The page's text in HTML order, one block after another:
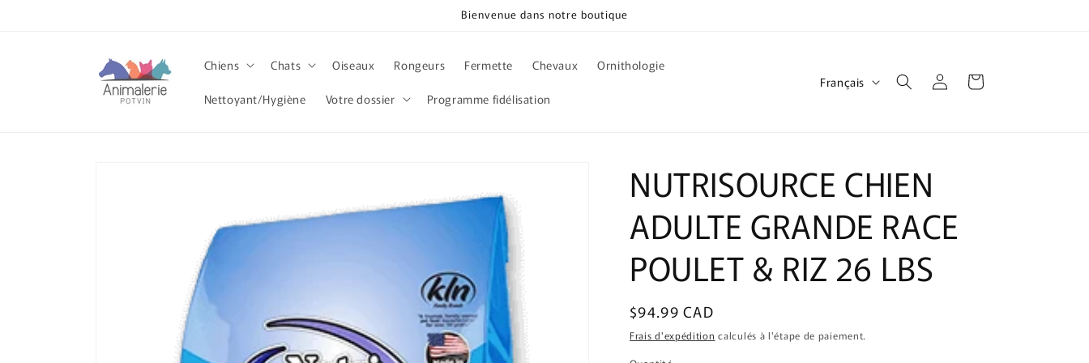
Bienvenue dans notre boutique
Chiens Chats Oiseaux Rongeurs Fermette Chevaux Ornithologie
Nettoyant/Hygiène Votre dossier Programme fidélisation
u
e
Français Connexion Panier
NUTRISOURCE CHIEN
ADULTE GRANDE RACE
POULET & RIZ 26 LBS
Prix
habituel
$94.99 CAD
Frais d'expédition calculés à l'étape de paiement.